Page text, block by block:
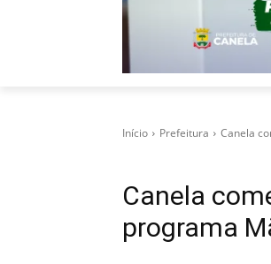
Início Prefeitura Canela
Canela
programa